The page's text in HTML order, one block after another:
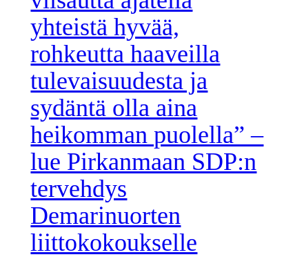
yhteistä hyvää,
rohkeutta haaveilla
tulevaisuudesta ja
sydäntä olla aina
heikomman puolella” –
lue Pirkanmaan SDP:n
tervehdys
Demarinuorten
liittokokoukselle